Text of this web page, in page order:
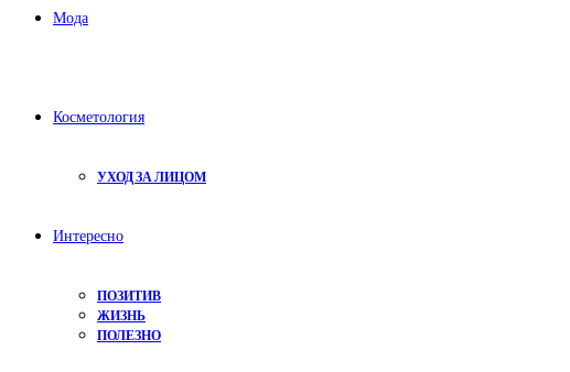
Мода
Косметология
УХОД ЗА ЛИЦОМ
Интересно
ПОЗИТИВ
ЖИЗНЬ
ПОЛЕЗНО